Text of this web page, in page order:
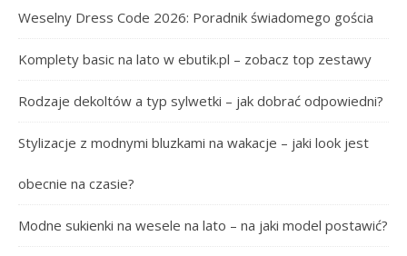
Weselny Dress Code 2026: Poradnik świadomego gościa
Komplety basic na lato w ebutik.pl – zobacz top zestawy
Rodzaje dekoltów a typ sylwetki – jak dobrać odpowiedni?
Stylizacje z modnymi bluzkami na wakacje – jaki look jest
obecnie na czasie?
Modne sukienki na wesele na lato – na jaki model postawić?